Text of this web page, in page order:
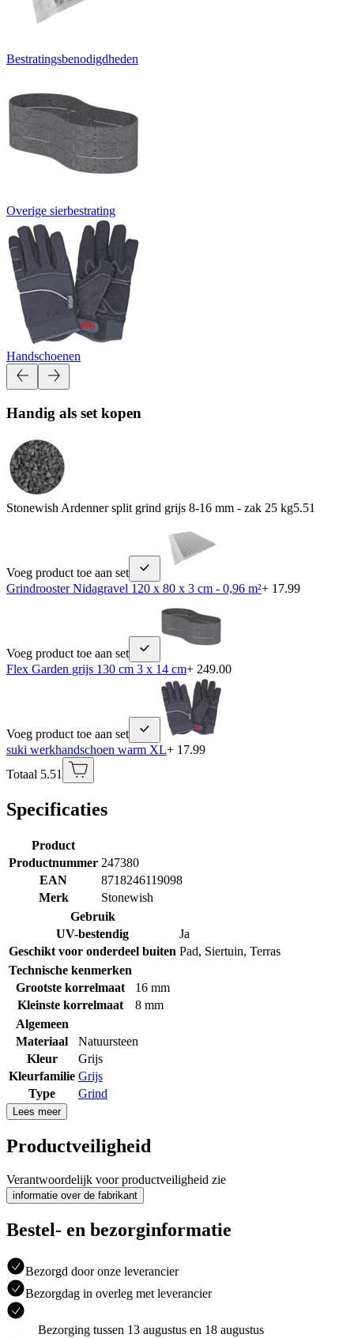
Bestratingsbenodigdheden
Overige sierbestrating
Handschoenen
Handig als set kopen
Stonewish Ardenner split grind grijs 8-16 mm - zak 25 kg5.51
Voeg product toe aan set
Grindrooster Nidagravel 120 x 80 x 3 cm - 0,96 m²+ 17.99
Voeg product toe aan set
Flex Garden grijs 130 cm 3 x 14 cm+ 249.00
Voeg product toe aan set
suki werkhandschoen warm XL+ 17.99
Totaal 5.51
Specificaties
Product
Productnummer 247380
EAN
8718246119098
Merk
Stonewish
Gebruik
UV-bestendig
Ja
Geschikt voor onderdeel buiten Pad, Siertuin, Terras
Technische kenmerken
Grootste korrelmaat
16 mm
Kleinste korrelmaat
8 mm
Algemeen
Materiaal
Natuursteen
Kleur
Grijs
Kleurfamilie Grijs
Type
Grind
Lees meer
Productveiligheid
Verantwoordelijk voor productveiligheid zie
informatie over de fabrikant
Bestel- en bezorginformatie
Bezorgd door onze leverancier
Bezorgdag in overleg met leverancier
Bezorging tussen 13 augustus en 18 augustus